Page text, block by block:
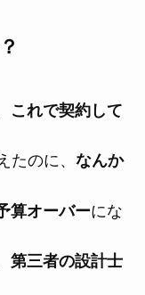
これで契約して
たのに、 なんか
算オーバーにな
第三者の設計士